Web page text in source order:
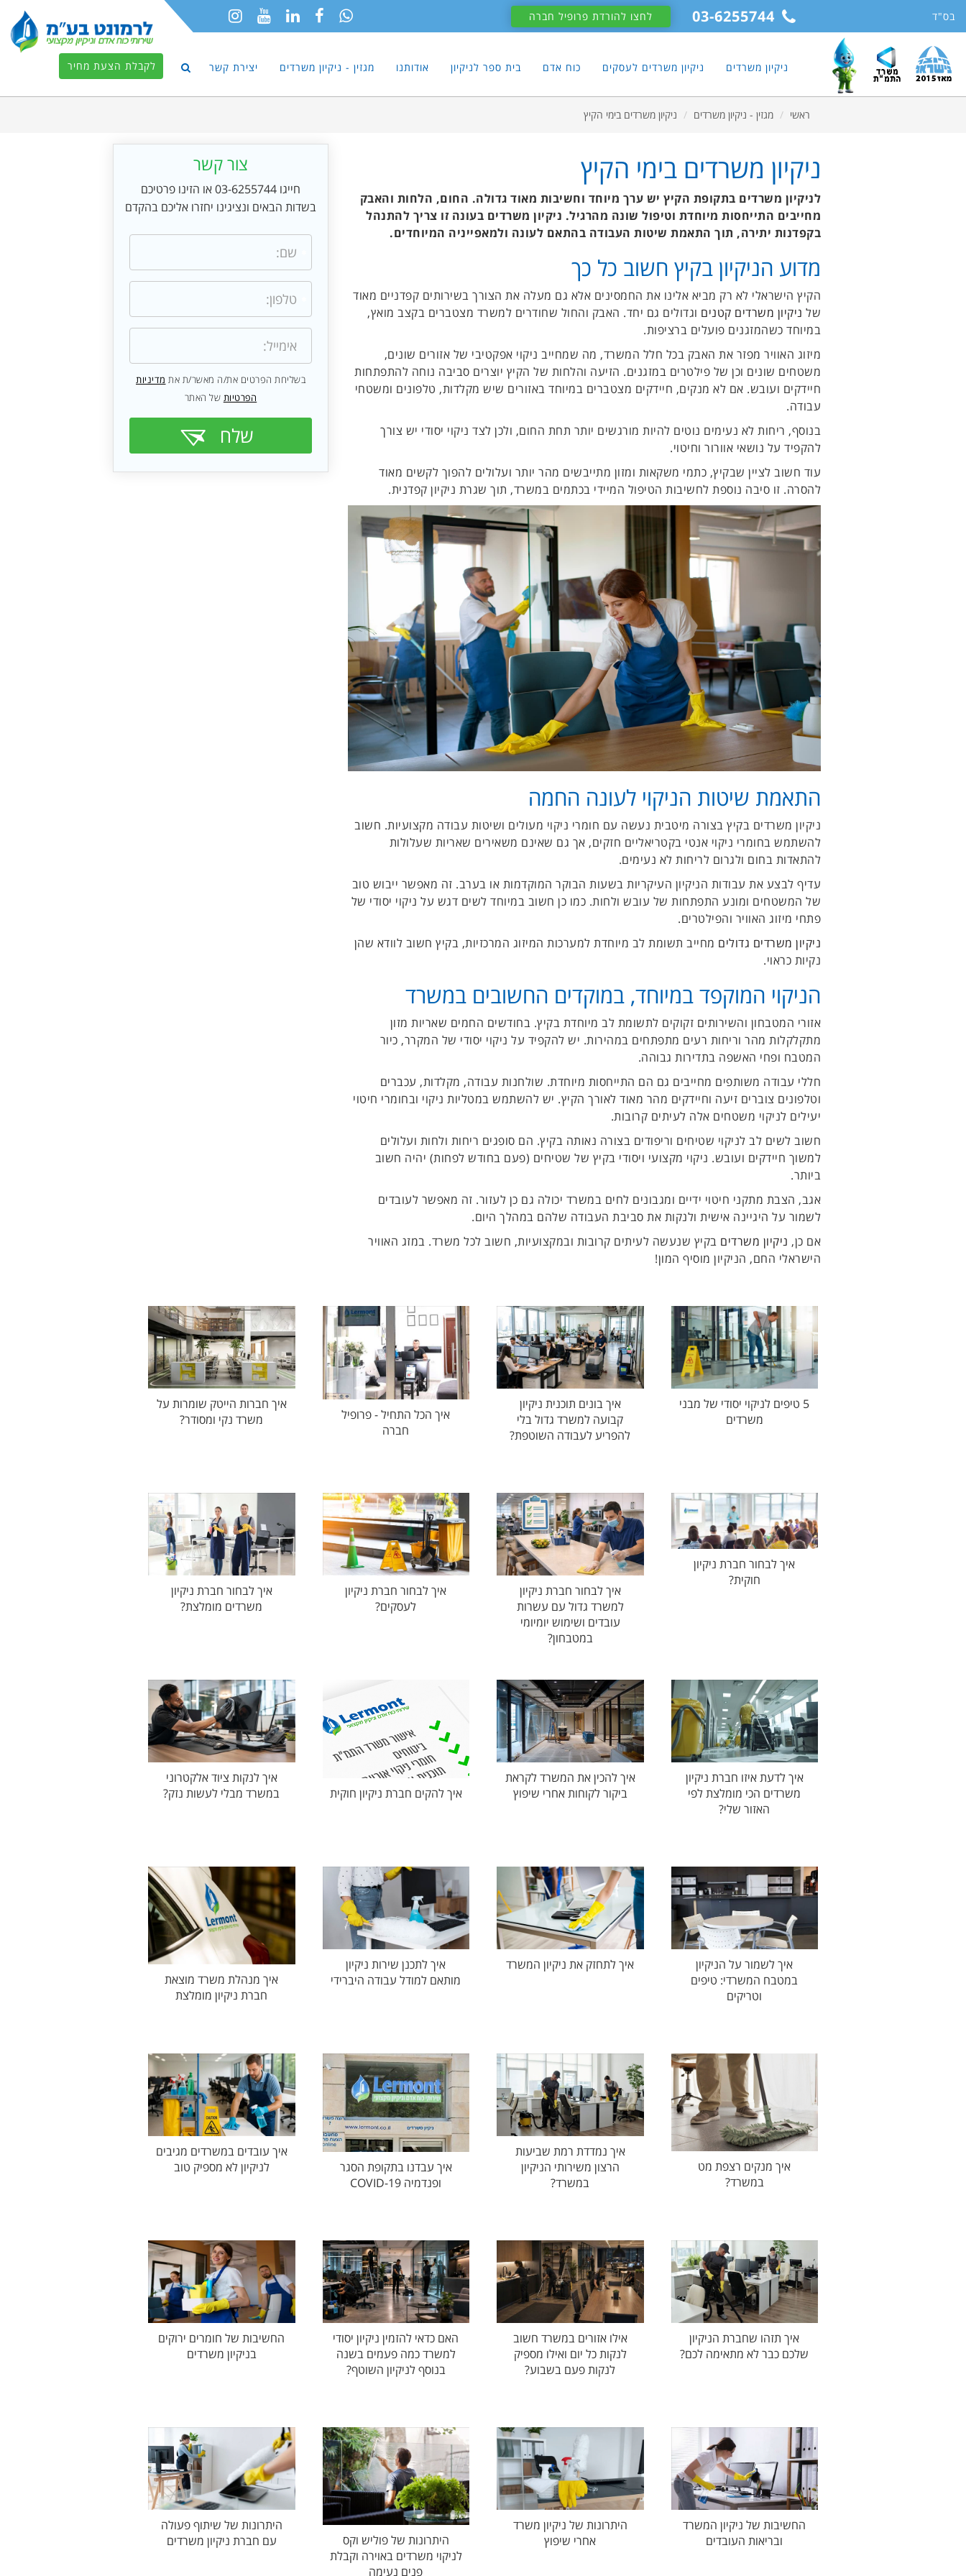
בס"ד 03-6255744 לחצו להורדת פרופיל חברה
ניקיון משרדים ניקיון משרדים לעסקים כוח אדם בית ספר לניקיון אודותנו מגזין - ניקיון משרדים יצירת קשר לקבלת הצעת מחיר
ראשי מגזין - ניקיון משרדים ניקיון משרדים בימי הקיץ
צור קשר
חייגו 03-6255744 או הזינו פרטיכם
בשדות הבאים ונציגינו יחזרו אליכם בהקדם
בשליחת הפרטים את/ה מאשר/ת את מדיניות
הפרטיות של האתר
שלח
ניקיון משרדים בימי הקיץ
לניקיון משרדים בתקופת הקיץ יש ערך מיוחד וחשיבות מאוד גדולה. החום, הלחות והאבק
מחייבים התייחסות מיוחדת וטיפול שונה מהרגיל. ניקיון משרדים בעונה זו צריך להתנהל
בקפדנות יתירה, תוך התאמת שיטות העבודה בהתאם לעונה ולמאפייניה המיוחדים.
מדוע הניקיון בקיץ חשוב כל כך
הקיץ הישראלי לא רק מביא אלינו את החמסינים אלא גם מעלה את הצורך בשירותים קפדניים מאוד
של ניקיון משרדים קטנים וגדולים גם יחד. האבק והחול שחודרים למשרד מצטברים בקצב מואץ,
במיוחד כשהמזגנים פועלים ברציפות.
מיזוג האוויר מפזר את האבק בכל חלל המשרד, מה שמחייב ניקוי אפקטיבי של אזורים שונים,
משטחים שונים וכן של פילטרים במזגנים. הזיעה והלחות של הקיץ יוצרים סביבה נוחה להתפתחות
חיידקים ועובש. אם לא מנקים, חיידקים מצטברים במיוחד באזורים שיש מקלדות, טלפונים ומשטחי
עבודה.
בנוסף, ריחות לא נעימים נוטים להיות מורגשים יותר תחת החום, ולכן לצד ניקוי יסודי יש צורך
להקפיד על נושאי אוורור וחיטוי.
עוד חשוב לציין שבקיץ, כתמי משקאות ומזון מתייבשים מהר יותר ועלולים להפוך לקשים מאוד
להסרה. זו סיבה נוספת לחשיבות הטיפול המיידי בכתמים במשרד, תוך שגרת ניקיון קפדנית.
התאמת שיטות הניקוי לעונה החמה
ניקיון משרדים בקיץ בצורה מיטבית נעשה עם חומרי ניקוי מעולים ושיטות עבודה מקצועיות. חשוב
להשתמש בחומרי ניקוי אנטי בקטריאליים חזקים, אך גם שאינם משאירים שאריות שעלולות
להתאדות בחום ולגרום לריחות לא נעימים.
עדיף לבצע את עבודות הניקיון העיקריות בשעות הבוקר המוקדמות או בערב. זה מאפשר ייבוש טוב
של המשטחים ומונע התפתחות של עובש ולחות. כמו כן חשוב במיוחד לשים דגש על ניקוי יסודי של
פתחי מיזוג האוויר והפילטרים.
ניקיון משרדים גדולים מחייב תשומת לב מיוחדת למערכות המיזוג המרכזיות, בקיץ חשוב לוודא שהן
נקיות כראוי.
הניקוי המוקפד במיוחד, במוקדים החשובים במשרד
אזורי המטבחון והשירותים זקוקים לתשומת לב מיוחדת בקיץ. בחודשים החמים שאריות מזון
מתקלקלות מהר וריחות רעים מתפתחים במהירות. יש להקפיד על ניקוי יסודי של המקרר, כיור
המטבח ופחי האשפה בתדירות גבוהה.
חללי עבודה משותפים מחייבים גם הם התייחסות מיוחדת. שולחנות עבודה, מקלדות, עכברים
וטלפונים צוברים זיעה וחיידקים מהר מאוד לאורך הקיץ. יש להשתמש במטליות ניקוי ובחומרי חיטוי
יעילים לניקוי משטחים אלה לעיתים קרובות.
חשוב לשים לב לניקוי שטיחים וריפודים בצורה נאותה בקיץ. הם סופגים ריחות ולחות ועלולים
למשוך חיידקים ועובש. ניקוי מקצועי ויסודי בקיץ של שטיחים (פעם בחודש לפחות) יהיה חשוב
ביותר.
אגב, הצבת מתקני חיטוי ידיים ומגבונים לחים במשרד יכולה גם כן לעזור. זה מאפשר לעובדים
לשמור על היגיינה אישית ולנקות את סביבת העבודה שלהם במהלך היום.
אם כן, ניקיון משרדים בקיץ שנעשה לעיתים קרובות ובמקצועיות, חשוב לכל משרד. במזג האוויר
הישראלי החם, הניקיון מוסיף המון!
5 טיפים לניקוי יסודי של מבני
משרדים
איך בונים תוכנית ניקיון
קבועה למשרד גדול בלי
להפריע לעבודה השוטפת?
איך הכל התחיל - פרופיל
חברה
איך חברות הייטק שומרות על
משרד נקי ומסודר?
איך לבחור חברת ניקיון
חוקית?
איך לבחור חברת ניקיון
למשרד גדול עם עשרות
עובדים ושימוש יומיומי
במטבחון?
איך לבחור חברת ניקיון
לעסקים?
איך לבחור חברת ניקיון
משרדים מומלצת?
איך לדעת איזו חברת ניקיון
משרדים הכי מומלצת לפי
האזור שלי?
איך להכין את המשרד לקראת
ביקור לקוחות אחרי שיפוץ
איך להקים חברת ניקיון חוקית
איך לנקות ציוד אלקטרוני
במשרד מבלי לעשות נזק?
איך לשמור על הניקיון
במטבח המשרדי: טיפים
וטריקים
איך לתחזק את ניקיון המשרד
איך לתכנן שירות ניקיון
מותאם למודל עבודה היברידי
איך מנהלת משרד מוצאת
חברת ניקיון מומלצת
איך מנקים רצפת מט
במשרד?
איך נמדדת רמת שביעות
הרצון משירותי הניקיון
במשרד?
איך עבדנו בתקופת הסגר
ופנדמיה COVID-19
איך עובדים במשרדים מגיבים
לניקיון לא מספיק טוב
איך תזהו שחברת הניקיון
שלכם כבר לא מתאימה לכם?
אילו אזורים במשרד חשוב
לנקות כל יום ואילו מספיק
לנקות פעם בשבוע?
האם כדאי להזמין ניקיון יסודי
למשרד כמה פעמים בשנה
בנוסף לניקיון השוטף?
החשיבות של חומרים ירוקים
בניקיון משרדים
החשיבות של ניקיון המשרד
ובריאות העובדים
היתרונות של ניקיון משרד
אחרי שיפוץ
היתרונות של פוליש וקס
לניקוי משרדים באוירה וקבלת
פנים נעימה
היתרונות של שיתוף פעולה
עם חברת ניקיון משרדים